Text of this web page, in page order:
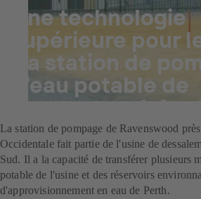
Une technologie
supérieure pour
: la station de
d'eau potable de
Ravenswood,
La station de pompage de Ravenswood
Occidentale fait partie de l'usine de
Sud. Il a la capacité de transférer plusieurs
potable de l'usine et des réservoirs
d'approvisionnement en eau de Perth.